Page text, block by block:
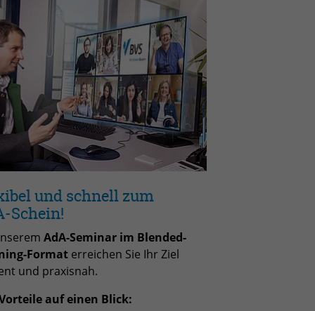
und schnell zum
Schein!
AdA-Seminar im Blended-
Format erreichen Sie Ihr Ziel
und praxisnah.
auf einen Blick: